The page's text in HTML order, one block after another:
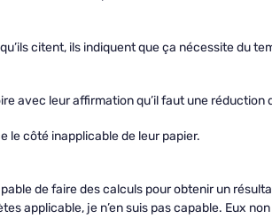
citent, ils indiquent que ça nécessite du
avec leur affirmation qu’il faut une réduction
le côté inapplicable de leur papier.
de faire des calculs pour obtenir un
applicable, je n’en suis pas capable. Eux